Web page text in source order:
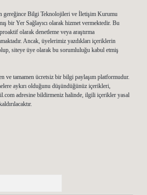
gereğince Bilgi Teknolojileri ve İletişim Kurumu
bir Yer Sağlayıcı olarak hizmet vermektedir. Bu
olarak denetleme veya araştırma
Ancak, üyelerimiz yazdıkları içeriklerin
siteye üye olarak bu sorumluluğu kabul etmiş
ve tamamen ücretsiz bir bilgi paylaşım platformudur.
aykırı olduğunu düşündüğünüz içerikleri,
adresine bildirmeniz halinde, ilgili içerikler yasal